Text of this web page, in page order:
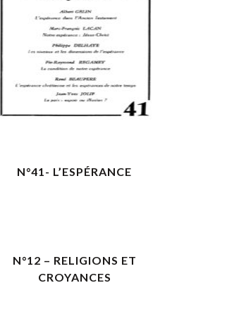
N°41- L’ESPÉRANCE
N°12 – RELIGIONS ET
CROYANCES